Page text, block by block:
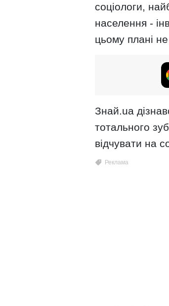
соціологи,
населення -
цьому плані не
Знай.ua
тотального
відчувати на